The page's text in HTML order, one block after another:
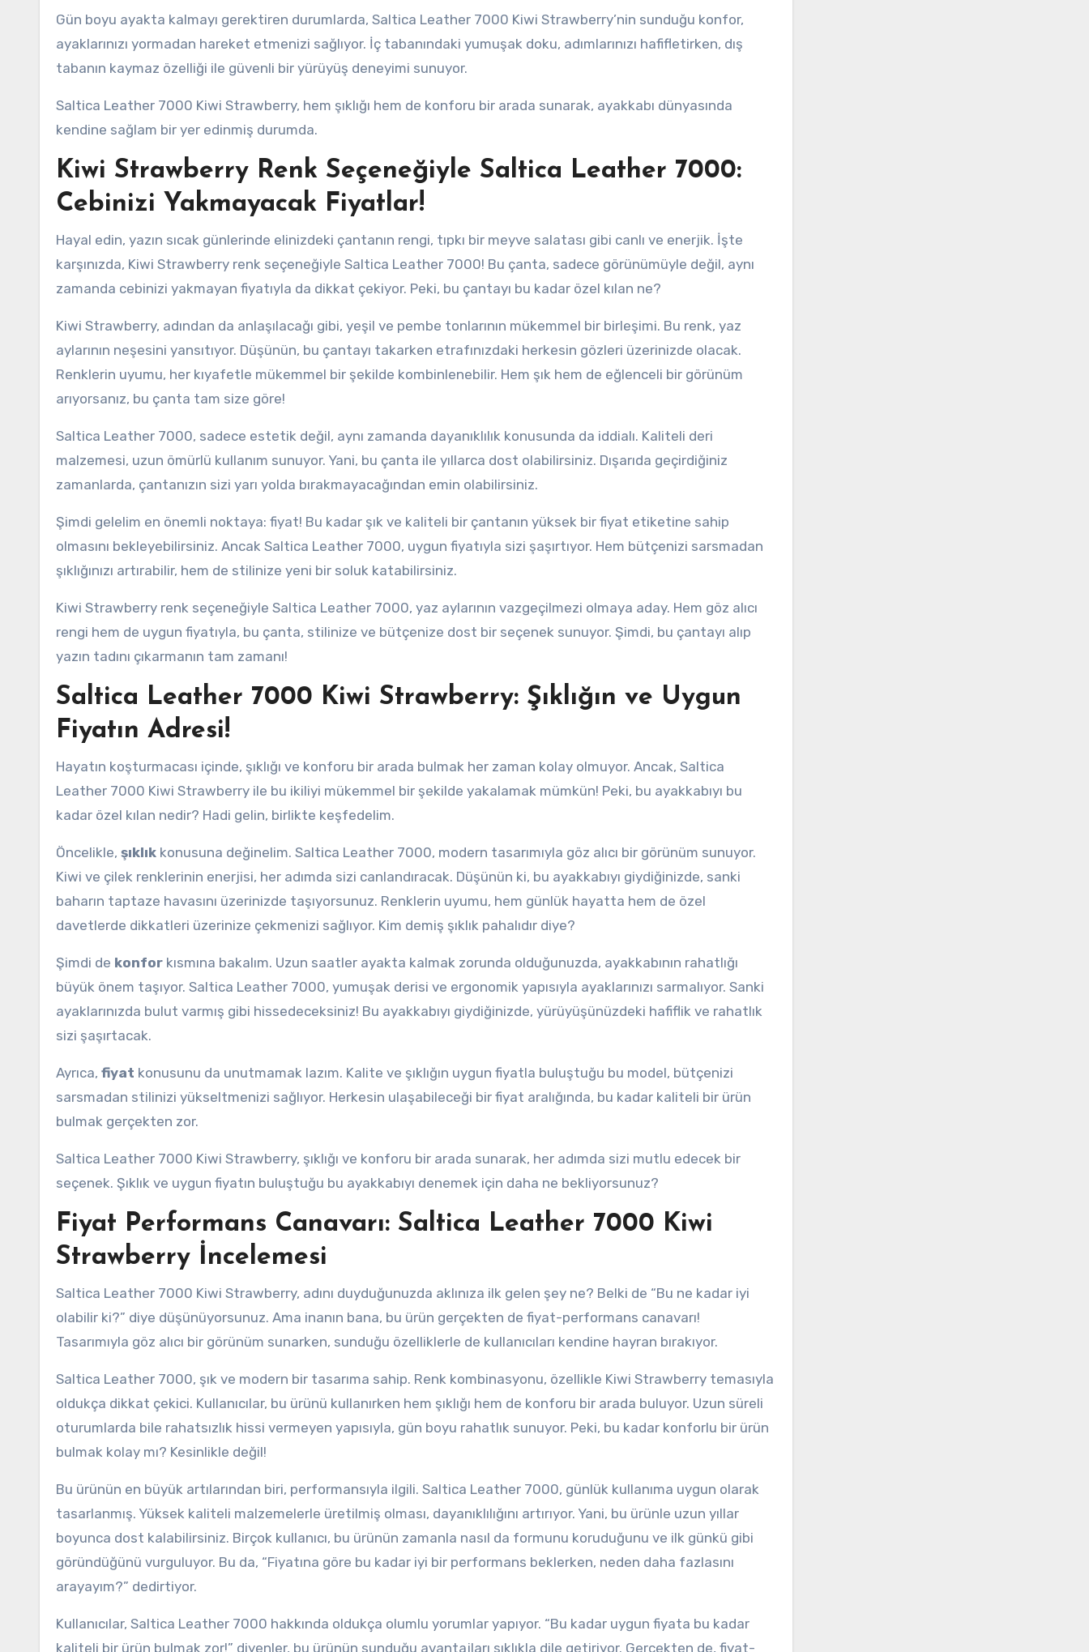
Gün boyu ayakta kalmayı gerektiren durumlarda, Saltica Leather 7000 Kiwi Strawberry’nin sunduğu konfor,
ayaklarınızı yormadan hareket etmenizi sağlıyor. İç tabanındaki yumuşak doku, adımlarınızı hafifletirken, dış
tabanın kaymaz özelliği ile güvenli bir yürüyüş deneyimi sunuyor.
Saltica Leather 7000 Kiwi Strawberry, hem şıklığı hem de konforu bir arada sunarak, ayakkabı dünyasında
kendine sağlam bir yer edinmiş durumda.
Kiwi Strawberry Renk Seçeneğiyle Saltica Leather 7000:
Cebinizi Yakmayacak Fiyatlar!
Hayal edin, yazın sıcak günlerinde elinizdeki çantanın rengi, tıpkı bir meyve salatası gibi canlı ve enerjik. İşte
karşınızda, Kiwi Strawberry renk seçeneğiyle Saltica Leather 7000! Bu çanta, sadece görünümüyle değil, aynı
zamanda cebinizi yakmayan fiyatıyla da dikkat çekiyor. Peki, bu çantayı bu kadar özel kılan ne?
Kiwi Strawberry, adından da anlaşılacağı gibi, yeşil ve pembe tonlarının mükemmel bir birleşimi. Bu renk, yaz
aylarının neşesini yansıtıyor. Düşünün, bu çantayı takarken etrafınızdaki herkesin gözleri üzerinizde olacak.
Renklerin uyumu, her kıyafetle mükemmel bir şekilde kombinlenebilir. Hem şık hem de eğlenceli bir görünüm
arıyorsanız, bu çanta tam size göre!
Saltica Leather 7000, sadece estetik değil, aynı zamanda dayanıklılık konusunda da iddialı. Kaliteli deri
malzemesi, uzun ömürlü kullanım sunuyor. Yani, bu çanta ile yıllarca dost olabilirsiniz. Dışarıda geçirdiğiniz
zamanlarda, çantanızın sizi yarı yolda bırakmayacağından emin olabilirsiniz.
Şimdi gelelim en önemli noktaya: fiyat! Bu kadar şık ve kaliteli bir çantanın yüksek bir fiyat etiketine sahip
olmasını bekleyebilirsiniz. Ancak Saltica Leather 7000, uygun fiyatıyla sizi şaşırtıyor. Hem bütçenizi sarsmadan
şıklığınızı artırabilir, hem de stilinize yeni bir soluk katabilirsiniz.
Kiwi Strawberry renk seçeneğiyle Saltica Leather 7000, yaz aylarının vazgeçilmezi olmaya aday. Hem göz alıcı
rengi hem de uygun fiyatıyla, bu çanta, stilinize ve bütçenize dost bir seçenek sunuyor. Şimdi, bu çantayı alıp
yazın tadını çıkarmanın tam zamanı!
Saltica Leather 7000 Kiwi Strawberry: Şıklığın ve Uygun
Fiyatın Adresi!
Hayatın koşturmacası içinde, şıklığı ve konforu bir arada bulmak her zaman kolay olmuyor. Ancak, Saltica
Leather 7000 Kiwi Strawberry ile bu ikiliyi mükemmel bir şekilde yakalamak mümkün! Peki, bu ayakkabıyı bu
kadar özel kılan nedir? Hadi gelin, birlikte keşfedelim.
Öncelikle, şıklık konusuna değinelim. Saltica Leather 7000, modern tasarımıyla göz alıcı bir görünüm sunuyor.
Kiwi ve çilek renklerinin enerjisi, her adımda sizi canlandıracak. Düşünün ki, bu ayakkabıyı giydiğinizde, sanki
baharın taptaze havasını üzerinizde taşıyorsunuz. Renklerin uyumu, hem günlük hayatta hem de özel
davetlerde dikkatleri üzerinize çekmenizi sağlıyor. Kim demiş şıklık pahalıdır diye?
Şimdi de konfor kısmına bakalım. Uzun saatler ayakta kalmak zorunda olduğunuzda, ayakkabının rahatlığı
büyük önem taşıyor. Saltica Leather 7000, yumuşak derisi ve ergonomik yapısıyla ayaklarınızı sarmalıyor. Sanki
ayaklarınızda bulut varmış gibi hissedeceksiniz! Bu ayakkabıyı giydiğinizde, yürüyüşünüzdeki hafiflik ve rahatlık
sizi şaşırtacak.
Ayrıca, fiyat konusunu da unutmamak lazım. Kalite ve şıklığın uygun fiyatla buluştuğu bu model, bütçenizi
sarsmadan stilinizi yükseltmenizi sağlıyor. Herkesin ulaşabileceği bir fiyat aralığında, bu kadar kaliteli bir ürün
bulmak gerçekten zor.
Saltica Leather 7000 Kiwi Strawberry, şıklığı ve konforu bir arada sunarak, her adımda sizi mutlu edecek bir
seçenek. Şıklık ve uygun fiyatın buluştuğu bu ayakkabıyı denemek için daha ne bekliyorsunuz?
Fiyat Performans Canavarı: Saltica Leather 7000 Kiwi
Strawberry İncelemesi
Saltica Leather 7000 Kiwi Strawberry, adını duyduğunuzda aklınıza ilk gelen şey ne? Belki de “Bu ne kadar iyi
olabilir ki?” diye düşünüyorsunuz. Ama inanın bana, bu ürün gerçekten de fiyat-performans canavarı!
Tasarımıyla göz alıcı bir görünüm sunarken, sunduğu özelliklerle de kullanıcıları kendine hayran bırakıyor.
Saltica Leather 7000, şık ve modern bir tasarıma sahip. Renk kombinasyonu, özellikle Kiwi Strawberry temasıyla
oldukça dikkat çekici. Kullanıcılar, bu ürünü kullanırken hem şıklığı hem de konforu bir arada buluyor. Uzun süreli
oturumlarda bile rahatsızlık hissi vermeyen yapısıyla, gün boyu rahatlık sunuyor. Peki, bu kadar konforlu bir ürün
bulmak kolay mı? Kesinlikle değil!
Bu ürünün en büyük artılarından biri, performansıyla ilgili. Saltica Leather 7000, günlük kullanıma uygun olarak
tasarlanmış. Yüksek kaliteli malzemelerle üretilmiş olması, dayanıklılığını artırıyor. Yani, bu ürünle uzun yıllar
boyunca dost kalabilirsiniz. Birçok kullanıcı, bu ürünün zamanla nasıl da formunu koruduğunu ve ilk günkü gibi
göründüğünü vurguluyor. Bu da, “Fiyatına göre bu kadar iyi bir performans beklerken, neden daha fazlasını
arayayım?” dedirtiyor.
Kullanıcılar, Saltica Leather 7000 hakkında oldukça olumlu yorumlar yapıyor. “Bu kadar uygun fiyata bu kadar
kaliteli bir ürün bulmak zor!” diyenler, bu ürünün sunduğu avantajları sıklıkla dile getiriyor. Gerçekten de, fiyat-